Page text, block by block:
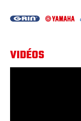
VIDÉOS